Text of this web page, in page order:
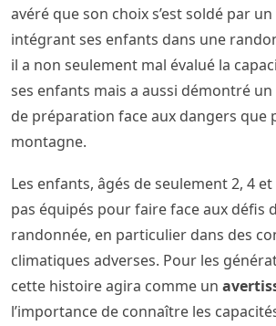
avéré que son choix s’est soldé par un
intégrant ses enfants dans une
il a non seulement mal évalué la
ses enfants mais a aussi démontré
de préparation face aux dangers que
montagne.
Les enfants, âgés de seulement 2, 4 et
pas équipés pour faire face aux défis
randonnée, en particulier dans des
climatiques adverses. Pour les
cette histoire agira comme un
l’importance de connaître les